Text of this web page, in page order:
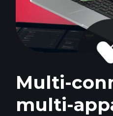
Multi-
multi-